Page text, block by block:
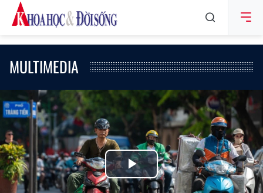
MULTIMEDIA
Play